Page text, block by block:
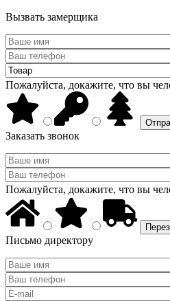
Вызвать замерщика
Пожалуйста, докажите, что вы
Заказать звонок
Пожалуйста, докажите, что вы
Письмо директору